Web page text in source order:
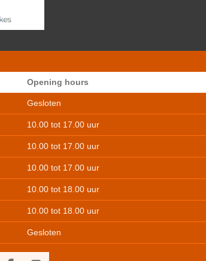
Opening hours
Gesloten
10.00 tot 17.00 uur
10.00 tot 17.00 uur
10.00 tot 17.00 uur
10.00 tot 18.00 uur
10.00 tot 18.00 uur
Gesloten